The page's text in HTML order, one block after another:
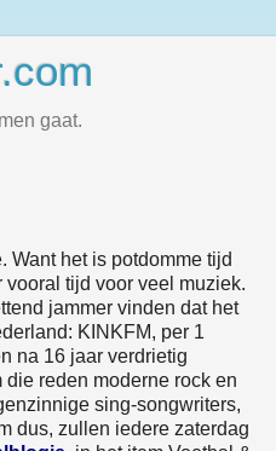
gaat.
Want het is potdomme tijd
vooral tijd voor veel muziek.
jammer vinden dat het
KINKFM, per 1
na 16 jaar verdrietig
reden moderne rock en
sing-songwriters,
dus, zullen iedere zaterdag